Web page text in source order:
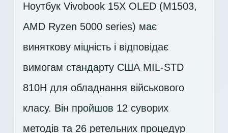
Ноутбук Vivobook 15X OLED (M1503,
AMD Ryzen 5000 series) має
виняткову міцність і відповідає
вимогам стандарту США MIL-STD
810H для обладнання військового
класу. Він пройшов 12 суворих
методів та 26 ретельних процедур